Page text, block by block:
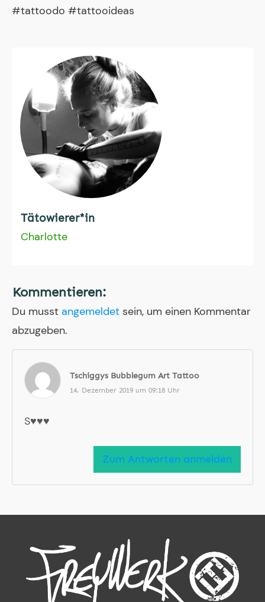
#tattoodo #tattooideas
Tätowierer*in
Charlotte
Kommentieren:
Du musst angemeldet sein, um einen Kommentar
abzugeben.
Tschiggys Bubblegum Art Tattoo
14. Dezember 2019 um 09:18 Uhr
S♥️♥️♥️
Zum Antworten anmelden